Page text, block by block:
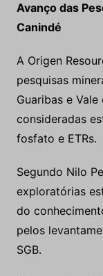
Avanço das
Canindé
A Origen
pesquisas
Guaribas e
consideradas
fosfato e ETRs.
Segundo Nilo
exploratórias
do
pelos
SGB.